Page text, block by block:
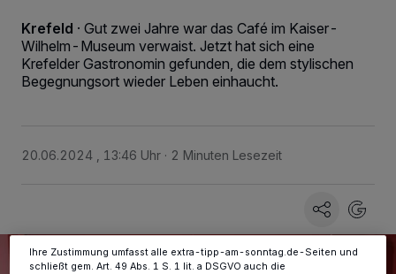
Krefeld · Gut zwei Jahre war das Café im Kaiser-
Wilhelm-Museum verwaist. Jetzt hat sich eine
Krefelder Gastronomin gefunden, die dem stylischen
Begegnungsort wieder Leben einhaucht.
20.06.2024 , 13:46 Uhr 2 Minuten Lesezeit
-Partner speichern und greifen auf
personenbezogene Daten wie Browserdaten oder eindeutige
Anzeigen möglicherweise nicht mehr so relevant für Sie. Sie können
Einstellungen oder Ablehnen am unteren Rand der Webseite klicken.
Ihre Einstellungen gelten innerhalb unseres Website. Weitere
Ihre Zustimmung umfasst alle extra-tipp-am-sonntag.de-Seiten und
schließt gem. Art. 49 Abs. 1 S. 1 lit. a DSGVO auch die